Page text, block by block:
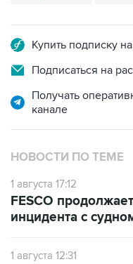
Купить подписку
Подписаться на
Получать
канале
НОВОСТИ ПО ТЕМЕ
1 августа 17:12
FESCO
инцидента с
1 августа 12:31